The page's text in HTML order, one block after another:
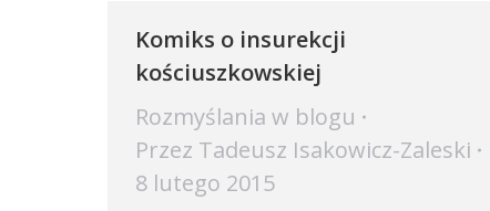
Komiks o insurekcji
kościuszkowskiej
Rozmyślania w blogu
Przez Tadeusz Isakowicz-Zaleski
8 lutego 2015